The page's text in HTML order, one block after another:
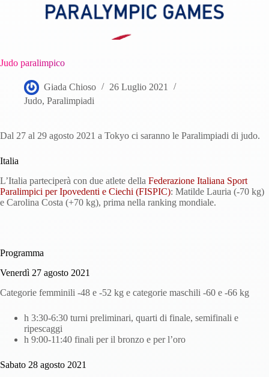
Judo paralimpico
Giada Chioso
26 Luglio 2021
Judo, Paralimpiadi
Dal 27 al 29 agosto 2021 a Tokyo ci saranno le Paralimpiadi di judo.
Italia
L’Italia parteciperà con due atlete della Federazione Italiana Sport
Paralimpici per Ipovedenti e Ciechi (FISPIC): Matilde Lauria (-70 kg)
e Carolina Costa (+70 kg), prima nella ranking mondiale.
Programma
Venerdì 27 agosto 2021
Categorie femminili -48 e -52 kg e categorie maschili -60 e -66 kg
h 3:30-6:30 turni preliminari, quarti di finale, semifinali e
ripescaggi
h 9:00-11:40 finali per il bronzo e per l’oro
Sabato 28 agosto 2021